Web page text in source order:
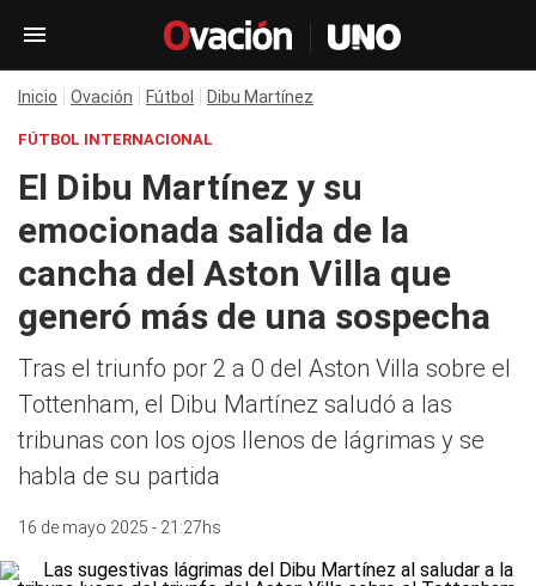
Inicio Ovación Fútbol Dibu Martínez
FÚTBOL INTERNACIONAL
El Dibu Martínez y su
emocionada salida de la
cancha del Aston Villa que
generó más de una sospecha
Tras el triunfo por 2 a 0 del Aston Villa sobre el
Tottenham, el Dibu Martínez saludó a las
tribunas con los ojos llenos de lágrimas y se
habla de su partida
16 de mayo 2025 - 21:27hs